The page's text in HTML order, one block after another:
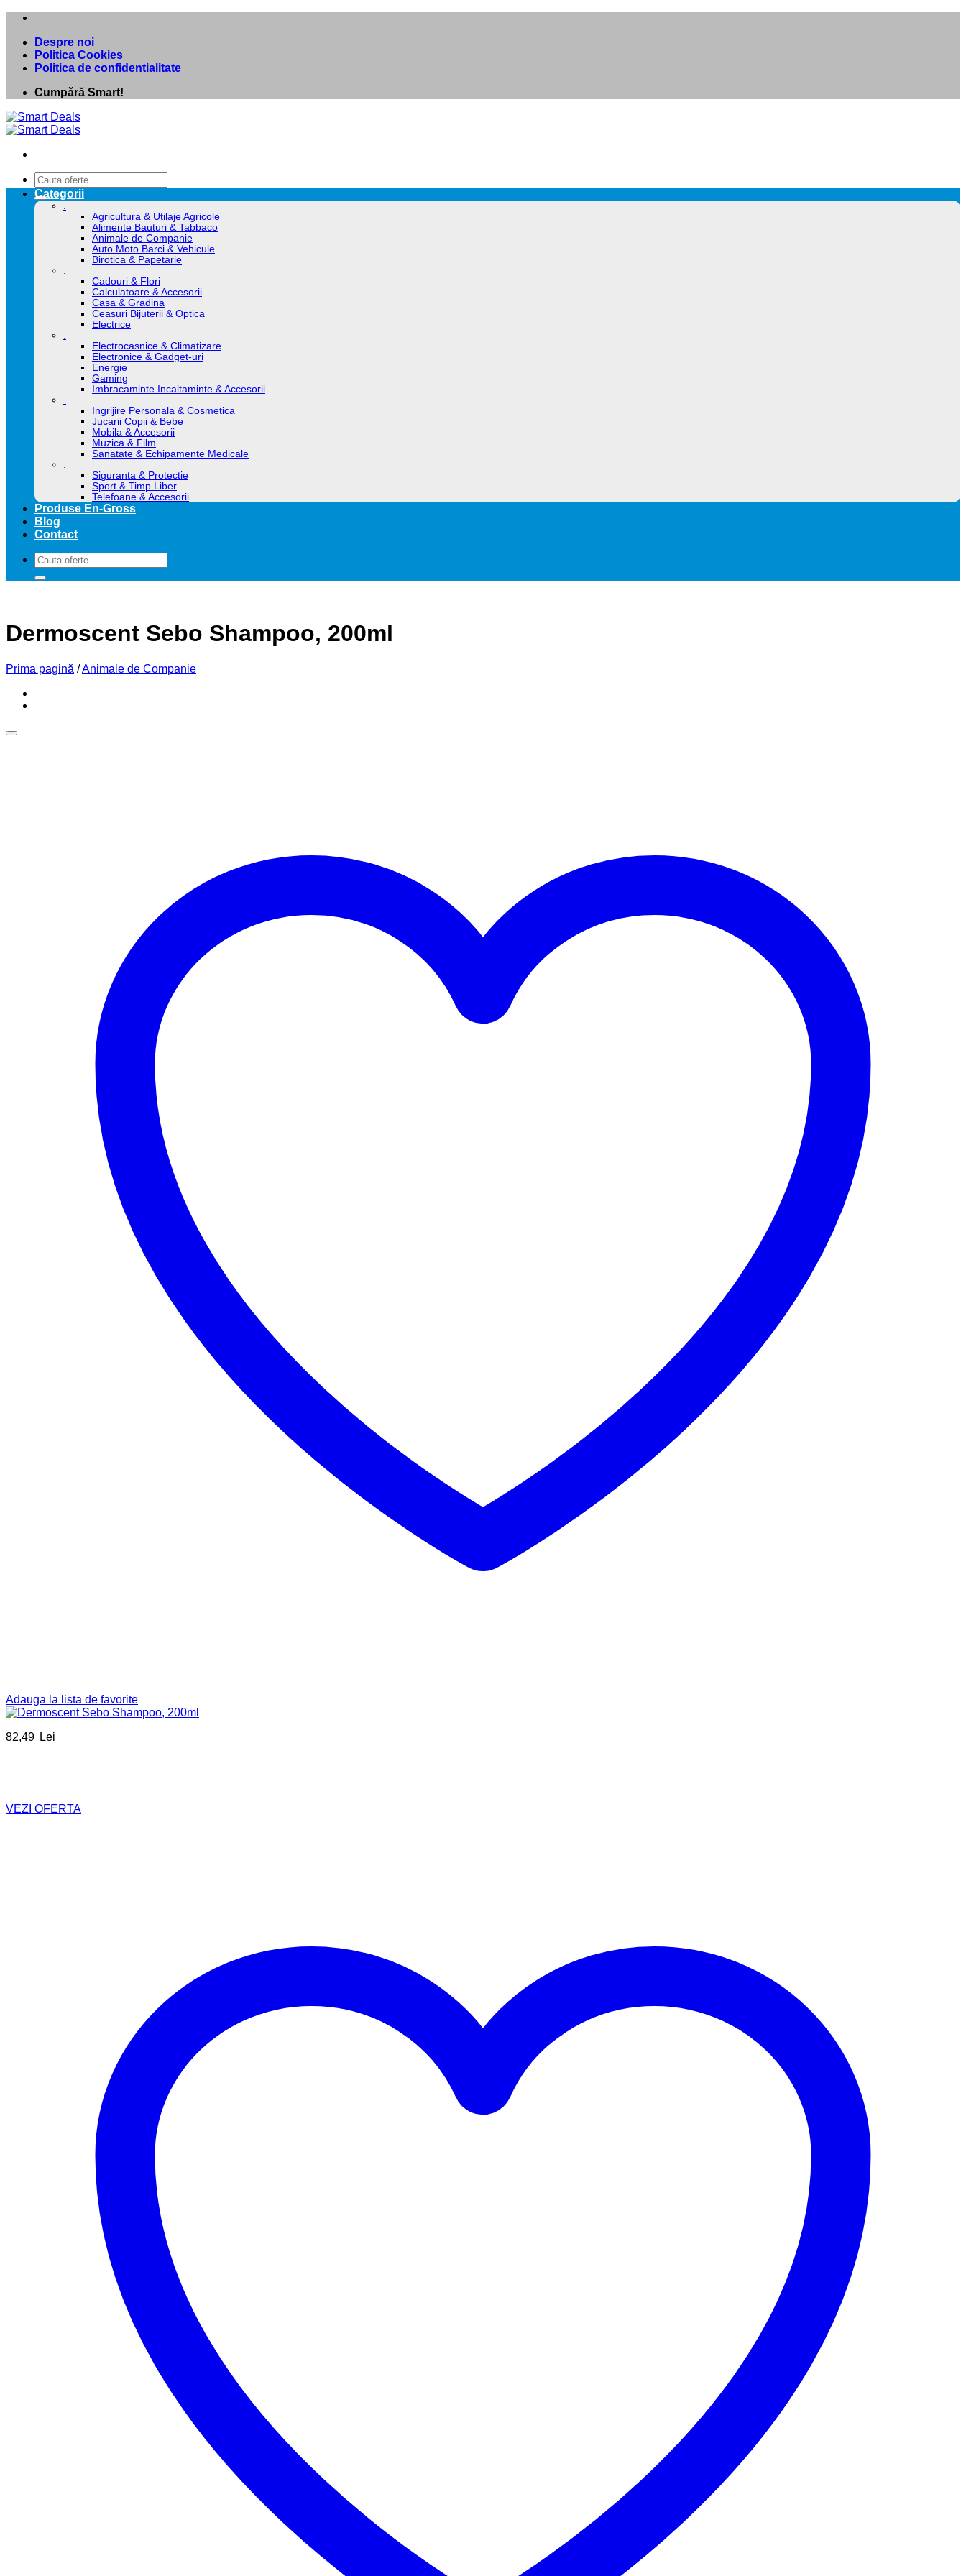
Skip
contentDespre noi
Politica Cookies
Politica de confidentialitate
Cumpără Smart!
Caută
după:
Categorii
.
Agricultura & Utilaje Agricole
Alimente Bauturi & Tabbaco
Animale de Companie
Auto Moto Barci & Vehicule
Birotica & Papetarie
.
Cadouri & Flori
Calculatoare & Accesorii
Casa & Gradina
Ceasuri Bijuterii & Optica
Electrice
.
Electrocasnice & Climatizare
Electronice & Gadget-uri
Energie
Gaming
Imbracaminte Incaltaminte & Accesorii
.
Ingrijire Personala & Cosmetica
Jucarii Copii & Bebe
Mobila & Accesorii
Muzica & Film
Sanatate & Echipamente Medicale
.
Siguranta & Protectie
Sport & Timp Liber
Telefoane & Accesorii
Produse En-Gross
Blog
Contact
Caută
după:
Dermoscent Sebo Shampoo, 200ml
Prima pagină /Animale de Companie
Adauga la lista de favorite
82,49 Lei
VEZI OFERTA